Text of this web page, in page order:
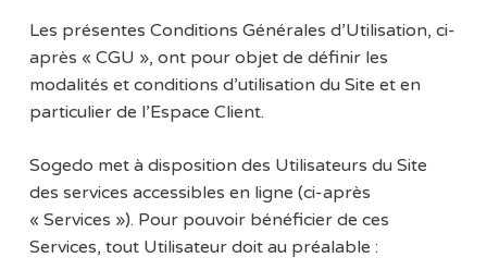
Les présentes Conditions Générales d’Utilisation, ci-
après « CGU », ont pour objet de définir les
modalités et conditions d’utilisation du Site et en
particulier de l’Espace Client.
Sogedo met à disposition des Utilisateurs du Site
des services accessibles en ligne (ci-après
« Services »). Pour pouvoir bénéficier de ces
Services, tout Utilisateur doit au préalable :